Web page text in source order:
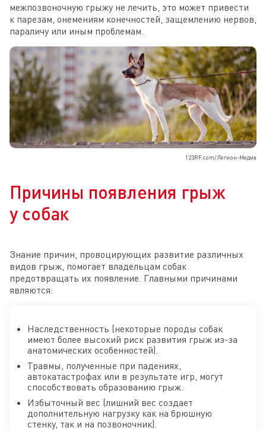
межпозвоночную грыжу не лечить, это может привести
к парезам, онемениям конечностей, защемлению нервов,
параличу или иным проблемам.
123RF.com/Легион-Медиа
Причины появления грыж
у собак
Знание причин, провоцирующих развитие различных
видов грыж, помогает владельцам собак
предотвращать их появление. Главными причинами
являются:
Наследственность (некоторые породы собак
имеют более высокий риск развития грыж из-за
анатомических особенностей).
Травмы, полученные при падениях,
автокатастрофах или в результате игр, могут
способствовать образованию грыж.
Избыточный вес (лишний вес создает
дополнительную нагрузку как на брюшную
стенку, так и на позвоночник).